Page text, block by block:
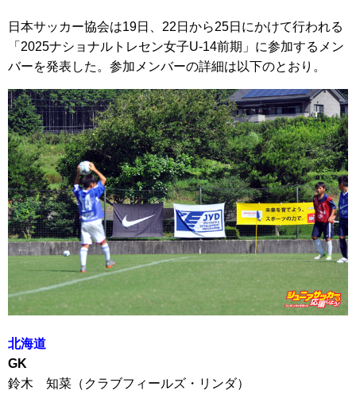
日本サッカー協会は19日、22日から25日にかけて行われる
「2025ナショナルトレセン女子U-14前期」に参加するメン
バーを発表した。参加メンバーの詳細は以下のとおり。
北海道
GK
鈴木 知菜（クラブフィールズ・リンダ）